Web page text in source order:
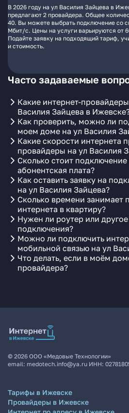
В 2026 году на ул Василия Зайцева в
предлагают 2 провайдера. Общее
40. Вы можете выбрать подключение со
Мбит/с. Цены на услуги варьируются от
Подайте заявку на подходящий тариф,
и стоимость.
Часто задаваемые
Какие интернет-
Василия Зайцева в
Как проверить, можно ли
моем доме на ул Василия
Какие скорости интернета
провайдеры на ул Василия
Сколько стоит подключение
абонентская плата?
Как оставить заявку на
на ул Василия Зайцева?
Сколько времени занимает
интернета в квартиру?
Нужен ли роутер или
подключения?
Можно ли подключить
мобильной связью на ул
Что делать, если в моём
провайдера?
© 2026 ООО «Медовые Технологии»
email: medotech.info@ya.ru ИНН:
Тарифы в Ижевске
Провайдеры в Ижевске